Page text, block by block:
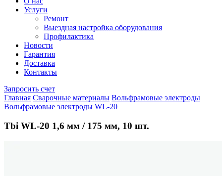
Услуги
Ремонт
Выездная настройка оборудования
Профилактика
Новости
Гарантия
Доставка
Контакты
Запросить счет
Главная Сварочные материалы Вольфрамовые электроды
Вольфрамовые электроды WL-20
Tbi WL-20 1,6 мм / 175 мм, 10 шт.